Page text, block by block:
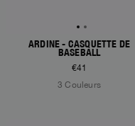
ARDINE - CASQUETTE DE
BASEBALL
€41
3 Couleurs